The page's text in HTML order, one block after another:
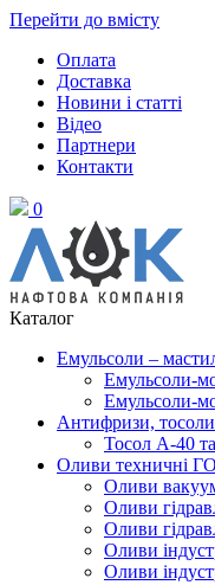
Перейти до вмісту
Оплата
Доставка
Новини і статті
Відео
Партнери
Контакти
0
Каталог
Емульсоли –
Емульсоли-
Емульсоли-
Антифризи, тосоли
Тосол А-40 та
Оливи техничні
Оливи
Оливи
Оливи
Оливи
Оливи